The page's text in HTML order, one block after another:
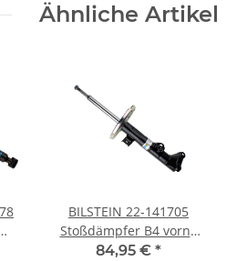
Ähnliche Artikel
BILSTEIN 22-141705
Stoßdämpfer B4 vorne
MERCEDES BENZ CLK
84,95 € *